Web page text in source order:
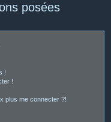
posées
!
!
plus me connecter ?!